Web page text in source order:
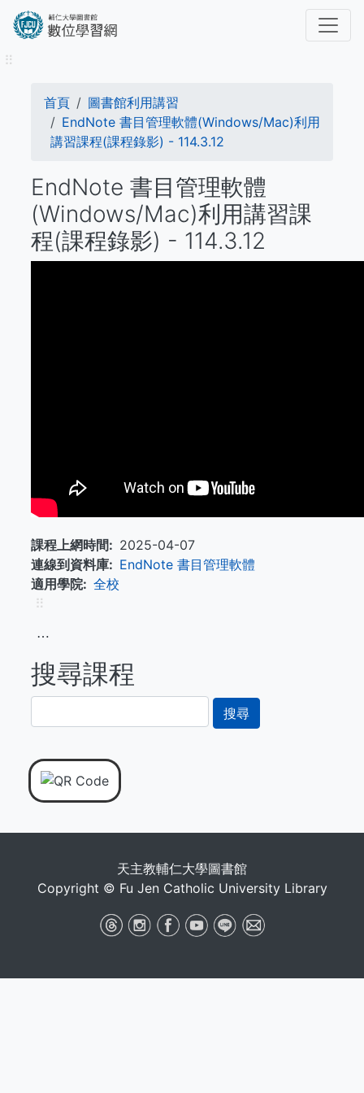
內
⠿
導
航
連
結
首頁
​​​​​圖書館​​​​​​​利用講習
EndNote 書目管理軟體(Windows/Mac)利用
講習課程(課程錄影) - 114.3.12
EndNote 書目管理軟體
(Windows/Mac)利用講習課
程(課程錄影) - 114.3.12
課程上網時間
2025-04-07
連線到資料庫
EndNote 書目管理軟體
適用學院
全校
⠿
⋯
搜尋課程
尋
天主教輔仁大學圖書館
Copyright © Fu Jen Catholic University Library